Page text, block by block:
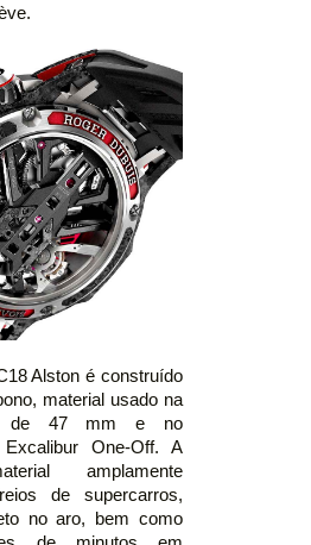
Alston é construído
material usado na
de 47 mm e no
One-Off. A
amplamente
de supercarros,
no aro, bem como